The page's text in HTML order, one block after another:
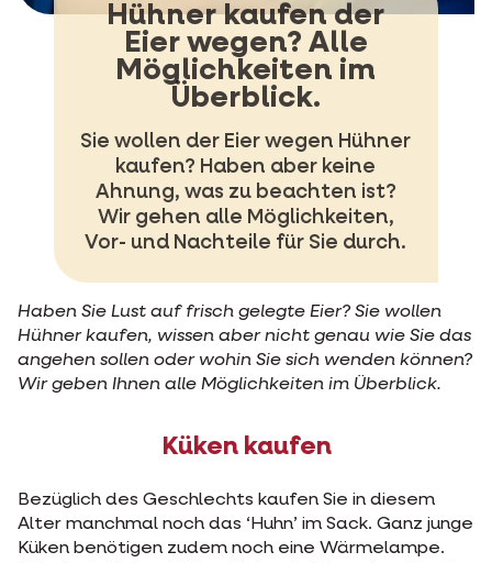
Hühner kaufen der
Eier wegen? Alle
Möglichkeiten im
Überblick.
Sie wollen der Eier wegen Hühner
kaufen? Haben aber keine
Ahnung, was zu beachten ist?
Wir gehen alle Möglichkeiten,
Vor- und Nachteile für Sie durch.
Haben Sie Lust auf frisch gelegte Eier? Sie wollen
Hühner kaufen, wissen aber nicht genau wie Sie das
angehen sollen oder wohin Sie sich wenden können?
Wir geben Ihnen alle Möglichkeiten im Überblick.
Küken kaufen
Bezüglich des Geschlechts kaufen Sie in diesem
Alter manchmal noch das ‘Huhn’ im Sack. Ganz junge
Küken benötigen zudem noch eine Wärmelampe.